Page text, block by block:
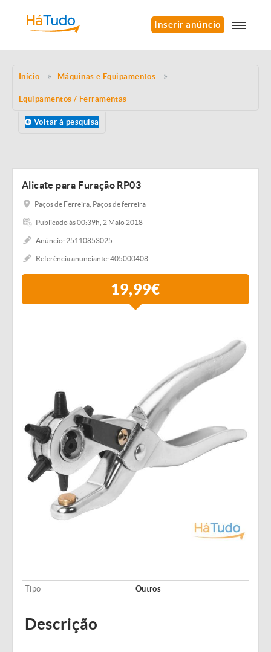
Inserir anúncio
Início Máquinas e Equipamentos
Equipamentos / Ferramentas
Voltar à pesquisa
Alicate para Furação RP03
Paços de Ferreira, Paços de ferreira
Publicado às 00:39h, 2 Maio 2018
Anúncio: 25110853025
Referência anunciante: 405000408
19,99€
Tipo Outros
Descrição